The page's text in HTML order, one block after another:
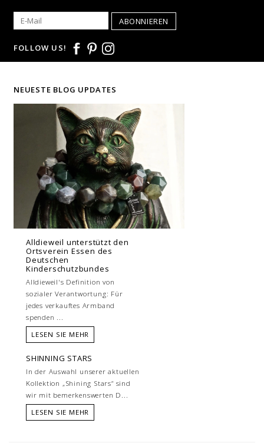
ABONNIEREN
FOLLOW US!
NEUESTE BLOG UPDATES
Alldieweil unterstützt den
Ortsverein Essen des
Deutschen
Kinderschutzbundes
Alldieweil's Definition von
sozialer Verantwortung: Für
jedes verkauftes Armband
spenden ...
LESEN SIE MEHR
SHINNING STARS
In der Auswahl unserer aktuellen
Kollektion „Shining Stars“ sind
wir mit bemerkenswerten D...
LESEN SIE MEHR